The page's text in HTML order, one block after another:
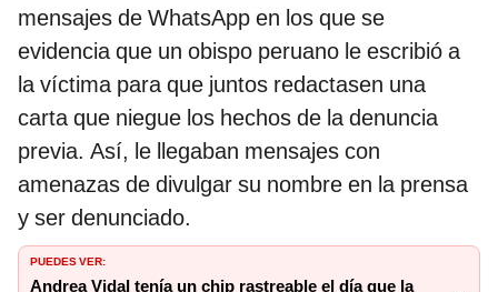
mensajes de WhatsApp en los que se
evidencia que un obispo peruano le escribió a
la víctima para que juntos redactasen una
carta que niegue los hechos de la denuncia
previa. Así, le llegaban mensajes con
amenazas de divulgar su nombre en la prensa
y ser denunciado.
PUEDES VER:
Andrea Vidal tenía un chip rastreable el día que la